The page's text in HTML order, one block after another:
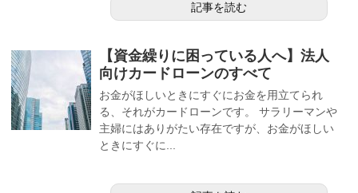
記事を読む
【資金繰りに困っている人へ】法人
向けカードローンのすべて
お金がほしいときにすぐにお金を用立てられ
る、それがカードローンです。 サラリーマンや
主婦にはありがたい存在ですが、お金がほしい
ときにすぐに...